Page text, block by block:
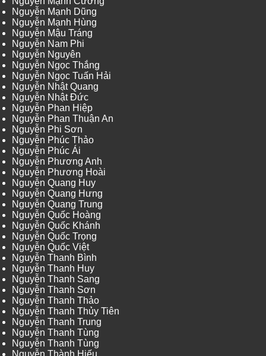
Nguyễn Mạnh Dũng
Nguyễn Mạnh Hùng
Nguyễn Mậu Tráng
Nguyễn Nam Phi
Nguyễn Nguyên
Nguyễn Ngọc Thắng
Nguyễn Ngọc Tuấn Hải
Nguyễn Nhật Quang
Nguyễn Nhật Đức
Nguyễn Phan Hiệp
Nguyễn Phan Thuận An
Nguyễn Phi Sơn
Nguyễn Phúc Thảo
Nguyễn Phúc Ái
Nguyễn Phương Anh
Nguyễn Phương Hoài
Nguyễn Quang Huy
Nguyễn Quang Hưng
Nguyễn Quang Trung
Nguyễn Quốc Hoàng
Nguyễn Quốc Khánh
Nguyễn Quốc Trọng
Nguyễn Quốc Việt
Nguyễn Thanh Bình
Nguyễn Thanh Huy
Nguyễn Thanh Sang
Nguyễn Thanh Sơn
Nguyễn Thanh Thảo
Nguyễn Thanh Thủy Tiên
Nguyễn Thanh Trung
Nguyễn Thanh Tùng
Nguyễn Thanh Tùng
Nguyễn Thành Hiếu